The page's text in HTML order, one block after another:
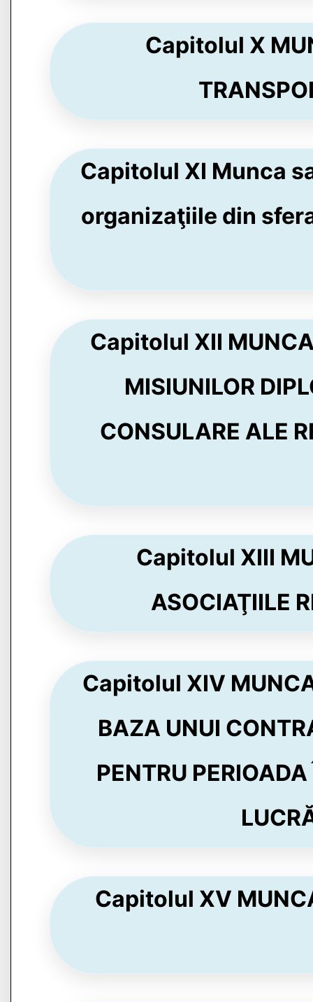
Capitolul X
Capitolul XI Munca
organizaţiile din
Capitolul XII
MISIUNILOR
CONSULARE ALE
Capitolul XIII
ASOCIAŢIILE
Capitolul XIV
BAZA UNUI
PENTRU
Capitolul XV